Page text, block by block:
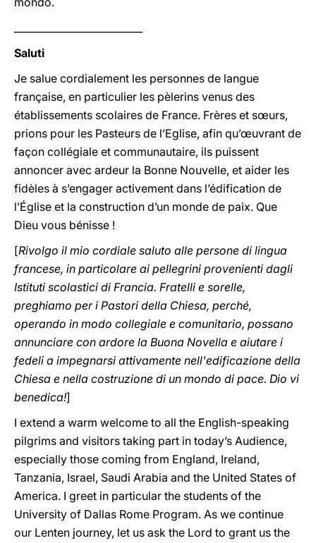
Saluti
Je salue cordialement les personnes de langue
française, en particulier les pèlerins venus des
établissements scolaires de France. Frères et sœurs,
prions pour les Pasteurs de l’Eglise, afin qu’œuvrant de
façon collégiale et communautaire, ils puissent
annoncer avec ardeur la Bonne Nouvelle, et aider les
fidèles à s’engager activement dans l’édification de
l’Église et la construction d’un monde de paix. Que
Dieu vous bénisse !
[Rivolgo il mio cordiale saluto alle persone di lingua
francese, in particolare ai pellegrini provenienti dagli
Istituti scolastici di Francia. Fratelli e sorelle,
preghiamo per i Pastori della Chiesa, perché,
operando in modo collegiale e comunitario, possano
annunciare con ardore la Buona Novella e aiutare i
fedeli a impegnarsi attivamente nell'edificazione della
Chiesa e nella costruzione di un mondo di pace. Dio vi
benedica!]
I extend a warm welcome to all the English-speaking
pilgrims and visitors taking part in today’s Audience,
especially those coming from England, Ireland,
Tanzania, Israel, Saudi Arabia and the United States of
America. I greet in particular the students of the
University of Dallas Rome Program. As we continue
our Lenten journey, let us ask the Lord to grant us the